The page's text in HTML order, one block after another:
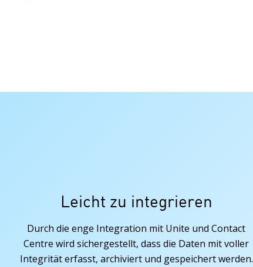
Leicht zu integrieren
Durch die enge Integration mit Unite und Contact
Centre wird sichergestellt, dass die Daten mit voller
Integrität erfasst, archiviert und gespeichert werden.